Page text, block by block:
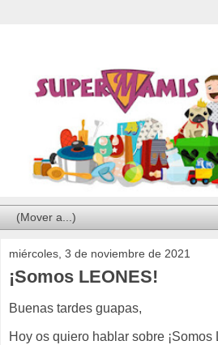
miércoles, 3 de noviembre de 2021
¡Somos LEONES!
Buenas tardes guapas,
Hoy os quiero hablar sobre